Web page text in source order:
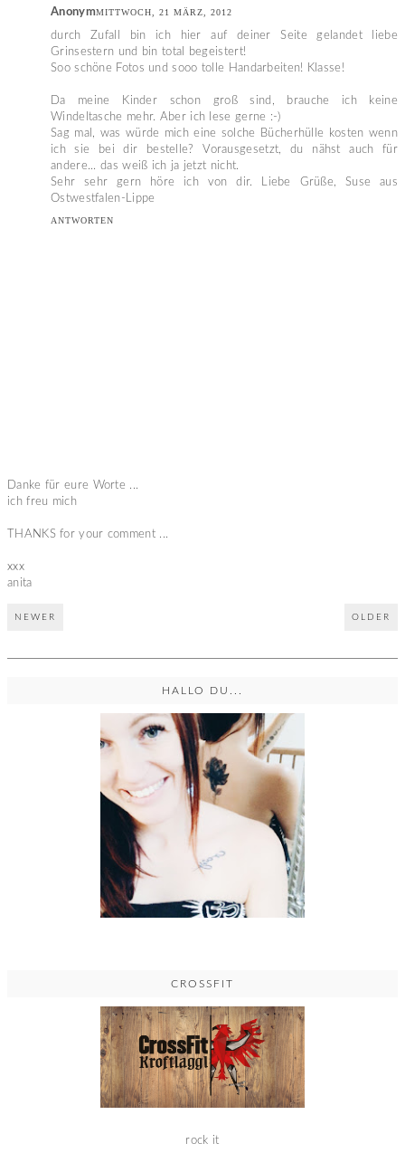
AnonymMITTWOCH, 21 MÄRZ, 2012
durch Zufall bin ich hier auf deiner Seite gelandet liebe
Grinsestern und bin total begeistert!
Soo schöne Fotos und sooo tolle Handarbeiten! Klasse!
Da meine Kinder schon groß sind, brauche ich keine
Windeltasche mehr. Aber ich lese gerne :-)
Sag mal, was würde mich eine solche Bücherhülle kosten wenn
ich sie bei dir bestelle? Vorausgesetzt, du nähst auch für
andere... das weiß ich ja jetzt nicht.
Sehr sehr gern höre ich von dir. Liebe Grüße, Suse aus
Ostwestfalen-Lippe
ANTWORTEN
Danke für eure Worte ...
ich freu mich
THANKS for your comment ...
xxx
anita
NEWER OLDER
HALLO DU...
CROSSFIT
rock it